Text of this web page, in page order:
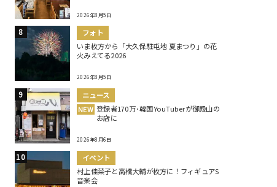
2026年8月5日
フォト
いま枚方から「大久保駐屯地 夏まつり」の花
火みえてる2026
2026年8月5日
ニュース
NEW 登録者170万･韓国YouTuberが御殿山の
お店に
2026年8月6日
イベント
村上佳菜子と高橋大輔が枚方に！フィギュアS
音楽会